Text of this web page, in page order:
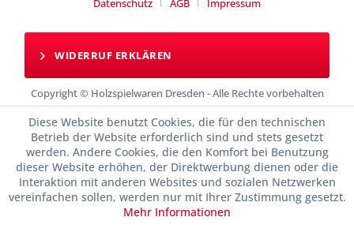
Datenschutz
AGB Impressum
WIDERRUF ERKLÄREN
Copyright © Holzspielwaren Dresden - Alle Rechte vorbehalten
Diese Website benutzt Cookies, die für den technischen
Betrieb der Website erforderlich sind und stets gesetzt
werden. Andere Cookies, die den Komfort bei Benutzung
dieser Website erhöhen, der Direktwerbung dienen oder die
Interaktion mit anderen Websites und sozialen Netzwerken
vereinfachen sollen, werden nur mit Ihrer Zustimmung gesetzt.
Mehr Informationen